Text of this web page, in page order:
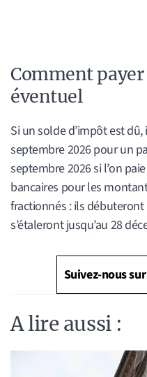
Comment
éventuel
Si un solde d’impôt est
septembre 2026 pour un
septembre 2026 si l’on
bancaires pour les
fractionnés : ils
s’étaleront jusqu’au 28
Suivez-nous
A lire aussi :